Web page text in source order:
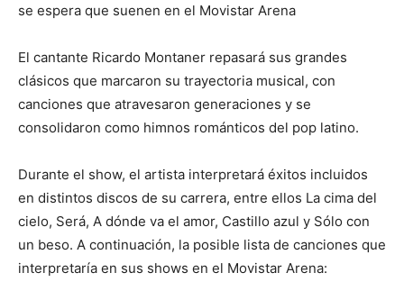
se espera que suenen en el Movistar Arena
El cantante Ricardo Montaner repasará sus grandes
clásicos que marcaron su trayectoria musical, con
canciones que atravesaron generaciones y se
consolidaron como himnos románticos del pop latino.
Durante el show, el artista interpretará éxitos incluidos
en distintos discos de su carrera, entre ellos La cima del
cielo, Será, A dónde va el amor, Castillo azul y Sólo con
un beso. A continuación, la posible lista de canciones que
interpretaría en sus shows en el Movistar Arena: